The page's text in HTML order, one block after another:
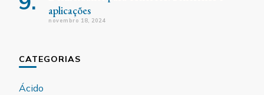
aplicações
novembro 18, 2024
CATEGORIAS
Ácido